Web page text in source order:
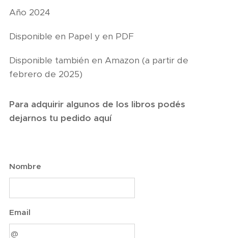
Año 2024
Disponible en Papel y en PDF
Disponible también en Amazon (a partir de
febrero de 2025)
Para adquirir algunos de los libros podés
dejarnos tu pedido aquí
Nombre
Email